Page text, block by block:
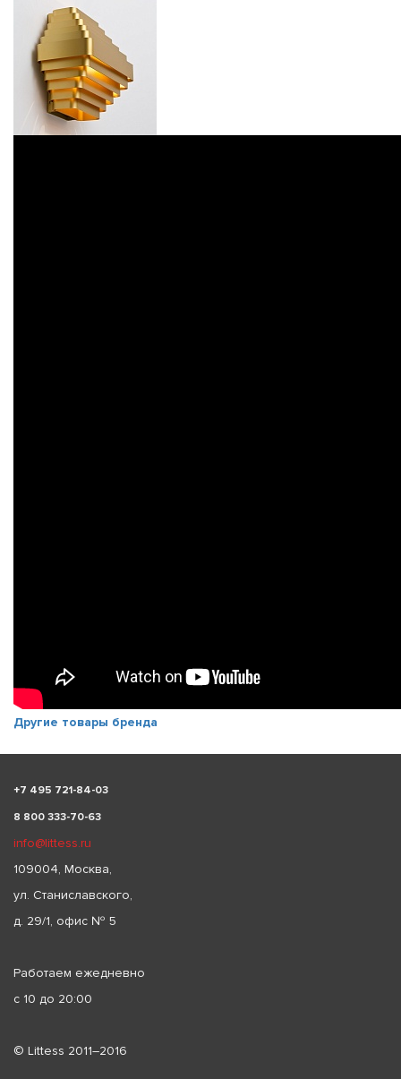
Другие товары бренда
+7 495 721-84-03
8 800 333-70-63
info@littess.ru
109004, Москва,
ул. Станиславского,
д. 29/1, офис № 5
Работаем ежедневно
с 10 до 20:00
© Littess 2011–2016